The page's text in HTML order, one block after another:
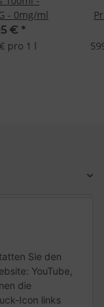
- 0mg/ml
€ *
pro 1 l
Sie den
YouTube,
die
Icon links